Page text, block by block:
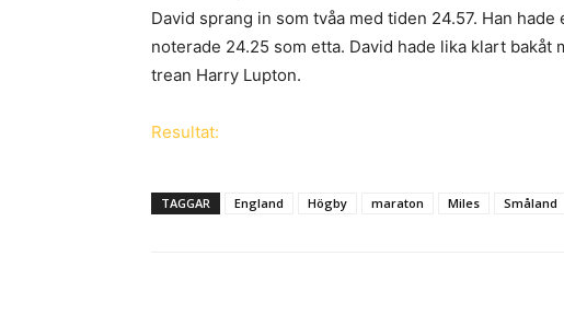
David sprang in som tvåa med tiden 24.57. Han
noterade 24.25 som etta. David hade lika klart
trean Harry Lupton.
Resultat:
TAGGAR England Högby maraton Miles Småland